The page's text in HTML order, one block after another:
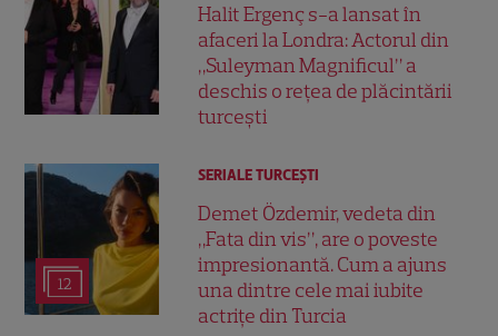
Halit Ergenç s-a lansat în
afaceri la Londra: Actorul din
„Suleyman Magnificul” a
deschis o rețea de plăcintării
turcești
12
SERIALE TURCEŞTI
Demet Özdemir, vedeta din
„Fata din vis”, are o poveste
impresionantă. Cum a ajuns
una dintre cele mai iubite
actrițe din Turcia